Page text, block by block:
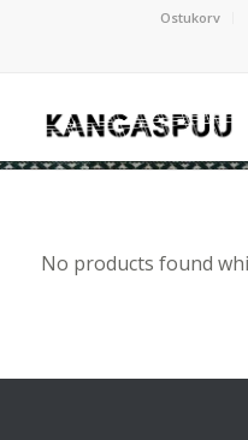
Ostukorv
No products found